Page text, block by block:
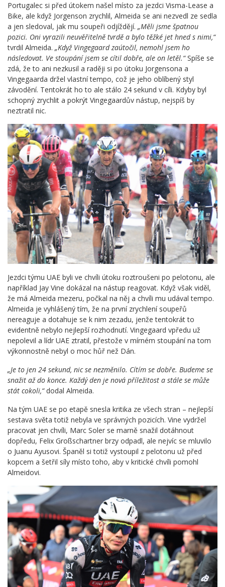
Portugalec si před útokem našel místo za jezdci Visma-Lease a
Bike, ale když Jorgenson zrychlil, Almeida se ani nezvedl ze sedla
a jen sledoval, jak mu soupeři odjíždějí. „Měli jsme špatnou
pozici. Oni vyrazili neuvěřitelně tvrdě a bylo těžké jet hned s nimi,“
tvrdil Almeida. „Když Vingegaard zaútočil, nemohl jsem ho
následovat. Ve stoupání jsem se cítil dobře, ale on letěl.“Spíše se
zdá, že to ani nezkusil a raději si po útoku Jorgensona a
Vingegaarda držel vlastní tempo, což je jeho oblíbený styl
závodění. Tentokrát ho to ale stálo 24 sekund v cíli. Kdyby byl
schopný zrychlit a pokrýt Vingegaardův nástup, nejspíš by
neztratil nic.
Jezdci týmu UAE byli ve chvíli útoku roztroušeni po pelotonu, ale
například Jay Vine dokázal na nástup reagovat. Když však viděl,
že má Almeida mezeru, počkal na něj a chvíli mu udával tempo.
Almeida je vyhlášený tím, že na první zrychlení soupeřů
nereaguje a dotahuje se k nim zezadu, jenže tentokrát to
evidentně nebylo nejlepší rozhodnutí. Vingegaard vpředu už
nepolevil a lídr UAE ztratil, přestože v mírném stoupání na tom
výkonnostně nebyl o moc hůř než Dán.
„Je to jen 24 sekund, nic se nezměnilo. Cítím se dobře. Budeme se
snažit až do konce. Každý den je nová příležitost a stále se může
stát cokoli,“dodal Almeida.
Na tým UAE se po etapě snesla kritika ze všech stran – nejlepší
sestava světa totiž nebyla ve správných pozicích. Vine vydržel
pracovat jen chvíli, Marc Soler se marně snažil dotáhnout
dopředu, Felix Großschartner brzy odpadl, ale nejvíc se mluvilo
o Juanu Ayusovi. Španěl si totiž vystoupil z pelotonu už před
kopcem a šetřil síly místo toho, aby v kritické chvíli pomohl
Almeidovi.